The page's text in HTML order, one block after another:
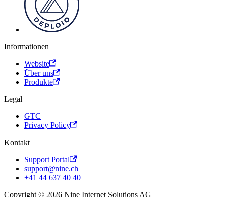
Informationen
Website
Über uns
Produkte
Legal
GTC
Privacy Policy
Kontakt
Support Portal
support@nine.ch
+41 44 637 40 40
Copyright © 2026 Nine Internet Solutions AG